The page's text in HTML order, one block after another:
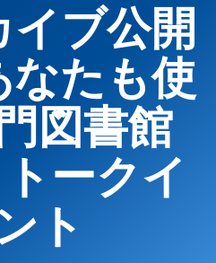
イブ公開
なたも使
図書館
ークイ
ト